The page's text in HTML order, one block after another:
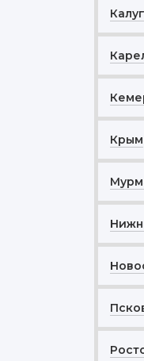
Крым